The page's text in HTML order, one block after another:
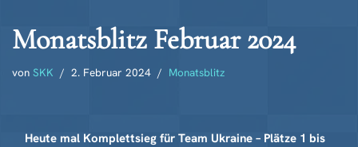
Monatsblitz Februar 2024
von SKK 2. Februar 2024 Monatsblitz
Heute mal Komplettsieg für Team Ukraine – Plätze 1 bis